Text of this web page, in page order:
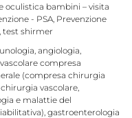
oculistica bambini – visita
- PSA, Prevenzione
test shirmer
angiologia,
compresa
(compresa chirurgia
vascolare,
e malattie del
gastroenterologia